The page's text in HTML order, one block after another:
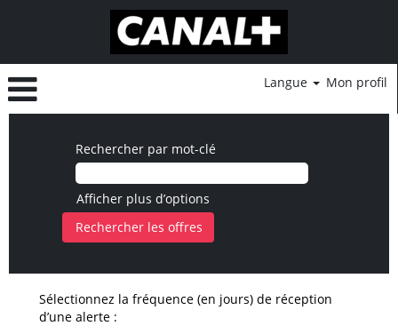
Langue Mon profil
Rechercher par mot-clé
Afficher plus d’options
Sélectionnez la fréquence (en jours) de réception
d’une alerte :